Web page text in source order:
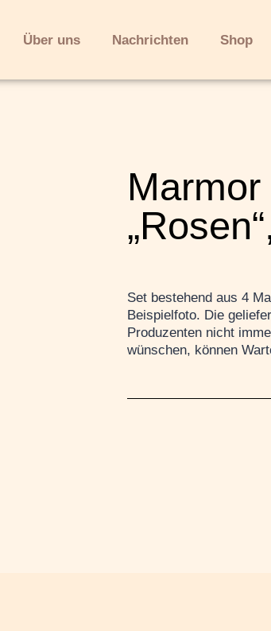
Über uns Nachrichten Shop
Set bestehend aus 4
Beispielfoto. Die
Produzenten nicht
wünschen, können